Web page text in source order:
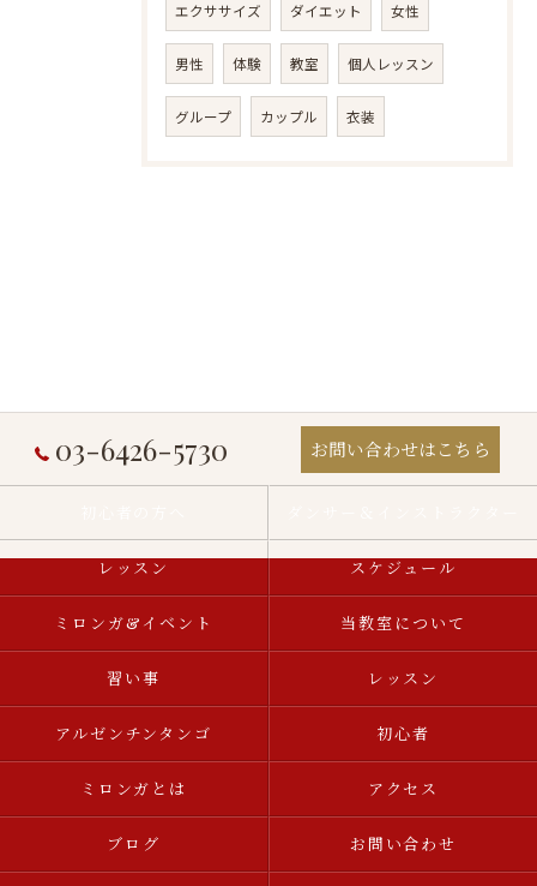
エクササイズ ダイエット 女性
男性 体験 教室 個人レッスン
グループ カップル 衣装
03-6426-5730 お問い合わせはこちら
レッスン スケジュール
ミロンガ&イベント 当教室について
習い事 レッスン
アルゼンチンタンゴ 初心者
ミロンガとは アクセス
ブログ お問い合わせ